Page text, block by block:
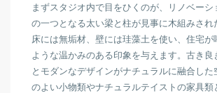
まずスタジオ内で目をひくのが、リノベーシ
の一つとなる太い梁と柱が見事に木組みされ
床には無垢材、壁には珪藻土を使い、住宅が
ような温かみのある印象を与えます。古き良
とモダンなデザインがナチュラルに融合した
のよい小物類やナチュラルテイストの家具類